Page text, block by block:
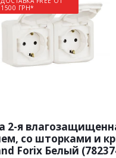
1500 ГРН*
2-я
со шторками и
Forix Белый